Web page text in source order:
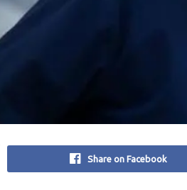
Share on Facebook